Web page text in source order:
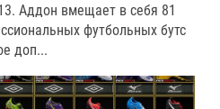
Аддон вмещает в себя 81
футбольных бутс
доп...